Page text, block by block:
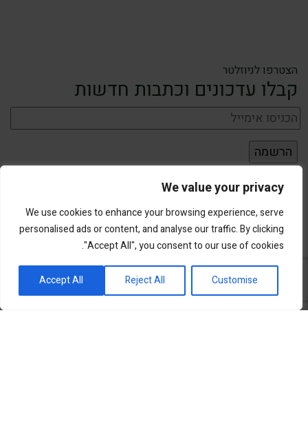
We value your privacy
We use cookies to enhance your browsing experience, serve
personalised ads or content, and analyse our traffic. By clicking
"Accept All", you consent to our use of cookies.
Customise
Reject All
Accept All
הצטרפו לניוזלטר
קבלו עדכונים וכתבות חדשות
פורטל השקעות וחדשנות